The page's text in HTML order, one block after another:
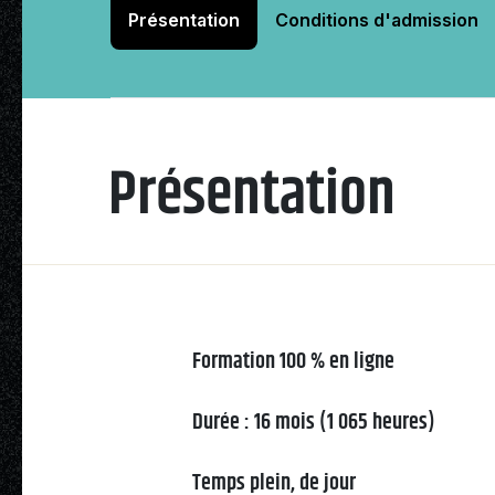
Badminton
Présentation Conditions d'admission
Présentation
Formation 100 % en ligne
Durée : 16 mois (1 065 heures)
Temps plein, de jour